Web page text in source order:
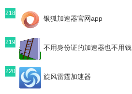
218
银狐加速器官网app
219
不用身份证的加速器也不用钱
220
旋风雷霆加速器